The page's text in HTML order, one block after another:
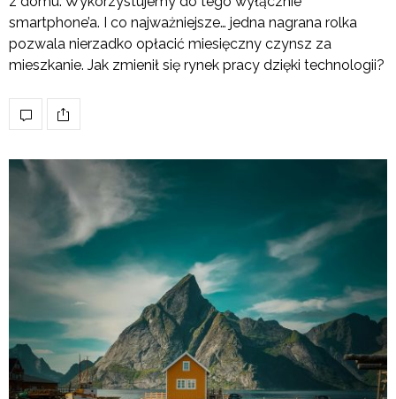
smartphone’a. I co najważniejsze… jedna nagrana rolka
pozwala nierzadko opłacić miesięczny czynsz za
mieszkanie. Jak zmienił się rynek pracy dzięki technologii?